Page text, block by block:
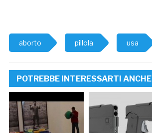
aborto pillola usa
POTREBBE INTERESSARTI ANCHE